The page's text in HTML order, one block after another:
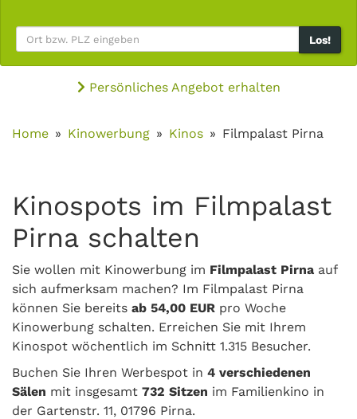
Los!
Persönliches Angebot erhalten
Home Kinowerbung Kinos Filmpalast Pirna
Kinospots im Filmpalast
Pirna schalten
Sie wollen mit Kinowerbung im Filmpalast Pirna auf
sich aufmerksam machen? Im Filmpalast Pirna
können Sie bereits ab 54,00 EUR pro Woche
Kinowerbung schalten. Erreichen Sie mit Ihrem
Kinospot wöchentlich im Schnitt 1.315 Besucher.
Buchen Sie Ihren Werbespot in 4 verschiedenen
Sälen mit insgesamt 732 Sitzen im Familienkino in
der Gartenstr. 11, 01796 Pirna.